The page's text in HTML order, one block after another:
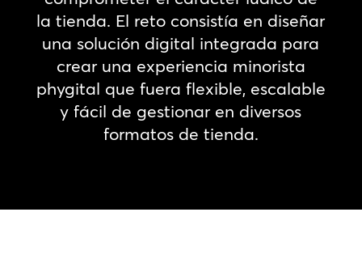
la tienda. El reto consistía en diseñar
una solución digital integrada para
crear una experiencia minorista
phygital que fuera flexible, escalable
y fácil de gestionar en diversos
formatos de tienda.